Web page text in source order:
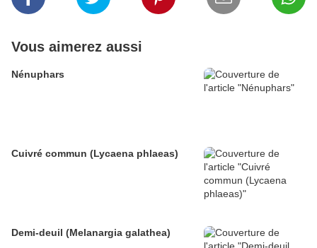
Vous aimerez aussi
Nénuphars
Cuivré commun (Lycaena phlaeas)
Demi-deuil (Melanargia galathea)